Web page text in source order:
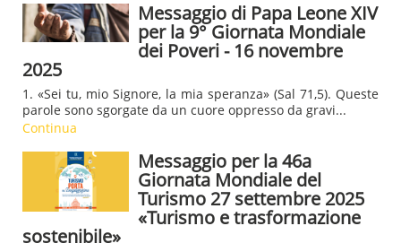
Messaggio di Papa Leone XIV
per la 9° Giornata Mondiale
dei Poveri - 16 novembre
2025
1. «Sei tu, mio Signore, la mia speranza» (Sal 71,5). Queste
parole sono sgorgate da un cuore oppresso da gravi...
Continua
Messaggio per la 46a
Giornata Mondiale del
Turismo 27 settembre 2025
«Turismo e trasformazione
sostenibile»